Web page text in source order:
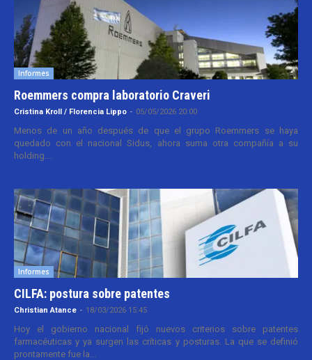
Informes
Roemmers compra laboratorio Craveri
Cristina Kroll / Florencia Lippo - 05/05/2026 20:00
Menos de un año después de que el grupo Roemmers se haya
quedado con el nacional Sidus, ahora suma otra compañía a su
holding....
Informes
CILFA: postura sobre patentes
Christian Atance - 18/03/2026 15:45
Hoy el gobierno nacional fijó nuevos criterios sobre patentes
farmacéuticas y ya surgen las críticas y posturas. La que se definió
prontamente fue la...